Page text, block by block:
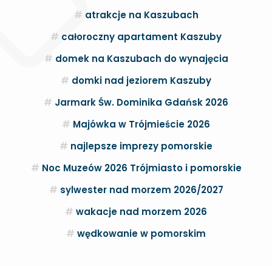
atrakcje na Kaszubach
całoroczny apartament Kaszuby
domek na Kaszubach do wynajęcia
domki nad jeziorem Kaszuby
Jarmark Św. Dominika Gdańsk 2026
Majówka w Trójmieście 2026
najlepsze imprezy pomorskie
Noc Muzeów 2026 Trójmiasto i pomorskie
sylwester nad morzem 2026/2027
wakacje nad morzem 2026
wędkowanie w pomorskim